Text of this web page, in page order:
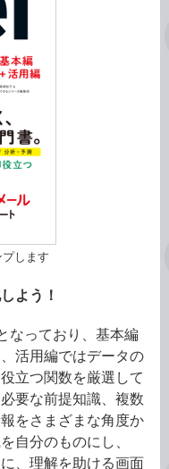
します
よう！
なっており、基本編
活用編ではデータの
立つ関数を厳選して
要な前提知識、複数
をさまざまな角度か
自分のものにし、
、理解を助ける画面